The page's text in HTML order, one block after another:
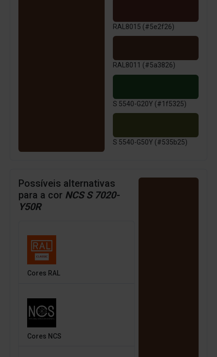
RAL8015 (#5e2f26)
RAL8011 (#5a3826)
S 5540-G20Y (#1f5325)
S 5540-G50Y (#535b25)
Possíveis alternativas
para a cor NCS S 7020-
Y50R
Cores RAL
Cores NCS